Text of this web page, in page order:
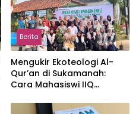
Berita
Mengukir Ekoteologi Al-
Qur’an di Sukamanah:
Cara Mahasiswi IIQ
Jonggol